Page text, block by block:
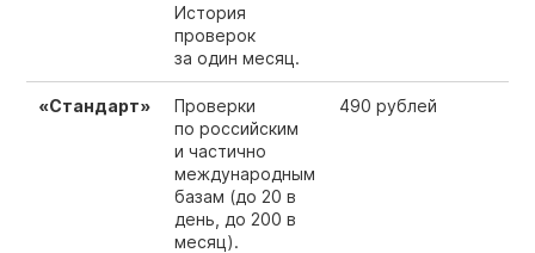
История
проверок
за один месяц.
«Стандарт»
Проверки
по российским
и частично
международным
базам (до 20 в
день, до 200 в
месяц).
490 рублей